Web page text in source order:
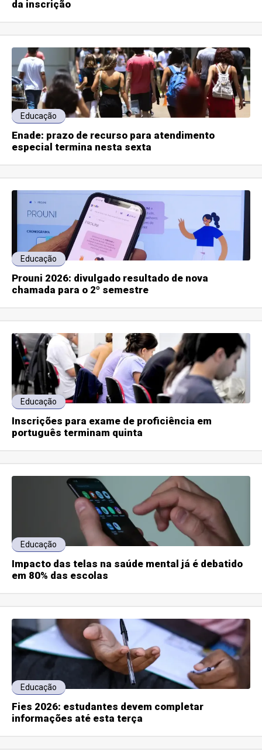
da inscrição
Educação
Enade: prazo de recurso para atendimento
especial termina nesta sexta
Educação
Prouni 2026: divulgado resultado de nova
chamada para o 2º semestre
Educação
Inscrições para exame de proficiência em
português terminam quinta
Educação
Impacto das telas na saúde mental já é debatido
em 80% das escolas
Educação
Fies 2026: estudantes devem completar
informações até esta terça